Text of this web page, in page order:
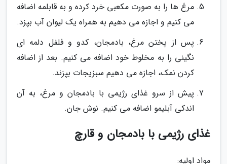
مرغ ها را به صورت مکعبی خرد کرده و به قابلمه اضافه
می کنیم و اجازه می دهیم به همراه یک لیوان آب بپزد.
پس از پختن مرغ، بادمجان، کدو و فلفل دلمه ای
نگینی را به مخلوط خود اضافه می کنیم. بعد از اضافه
کردن نمک، اجازه می دهیم سبزیجات بپزند.
پیش از سرو غذای رژیمی با بادمجان و مرغ، به آن
اندکی آبلیمو اضافه می کنیم. نوش جان.
غذای رژیمی با بادمجان و قارچ
مواد اولیه: